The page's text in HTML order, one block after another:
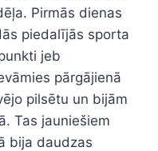
Pirmās dienas
piedalījās sporta
jeb
pārgājienā
pilsētu un bijām
Tas jauniešiem
bija daudzas